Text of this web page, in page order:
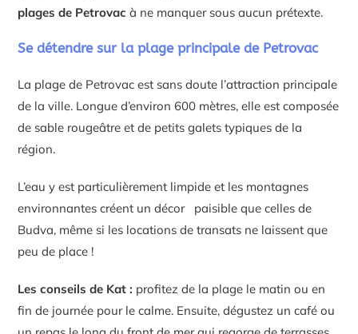
plages de Petrovac à ne manquer sous aucun prétexte.
Se détendre sur la plage principale de Petrovac
La plage de Petrovac est sans doute l’attraction principale
de la ville. Longue d’environ 600 mètres, elle est composée
de sable rougeâtre et de petits galets typiques de la
région.
L’eau y est particulièrement limpide et les montagnes
environnantes créent un décor paisible que celles de
Budva, même si les locations de transats ne laissent que
peu de place !
Les conseils de Kat : profitez de la plage le matin ou en
fin de journée pour le calme. Ensuite, dégustez un café ou